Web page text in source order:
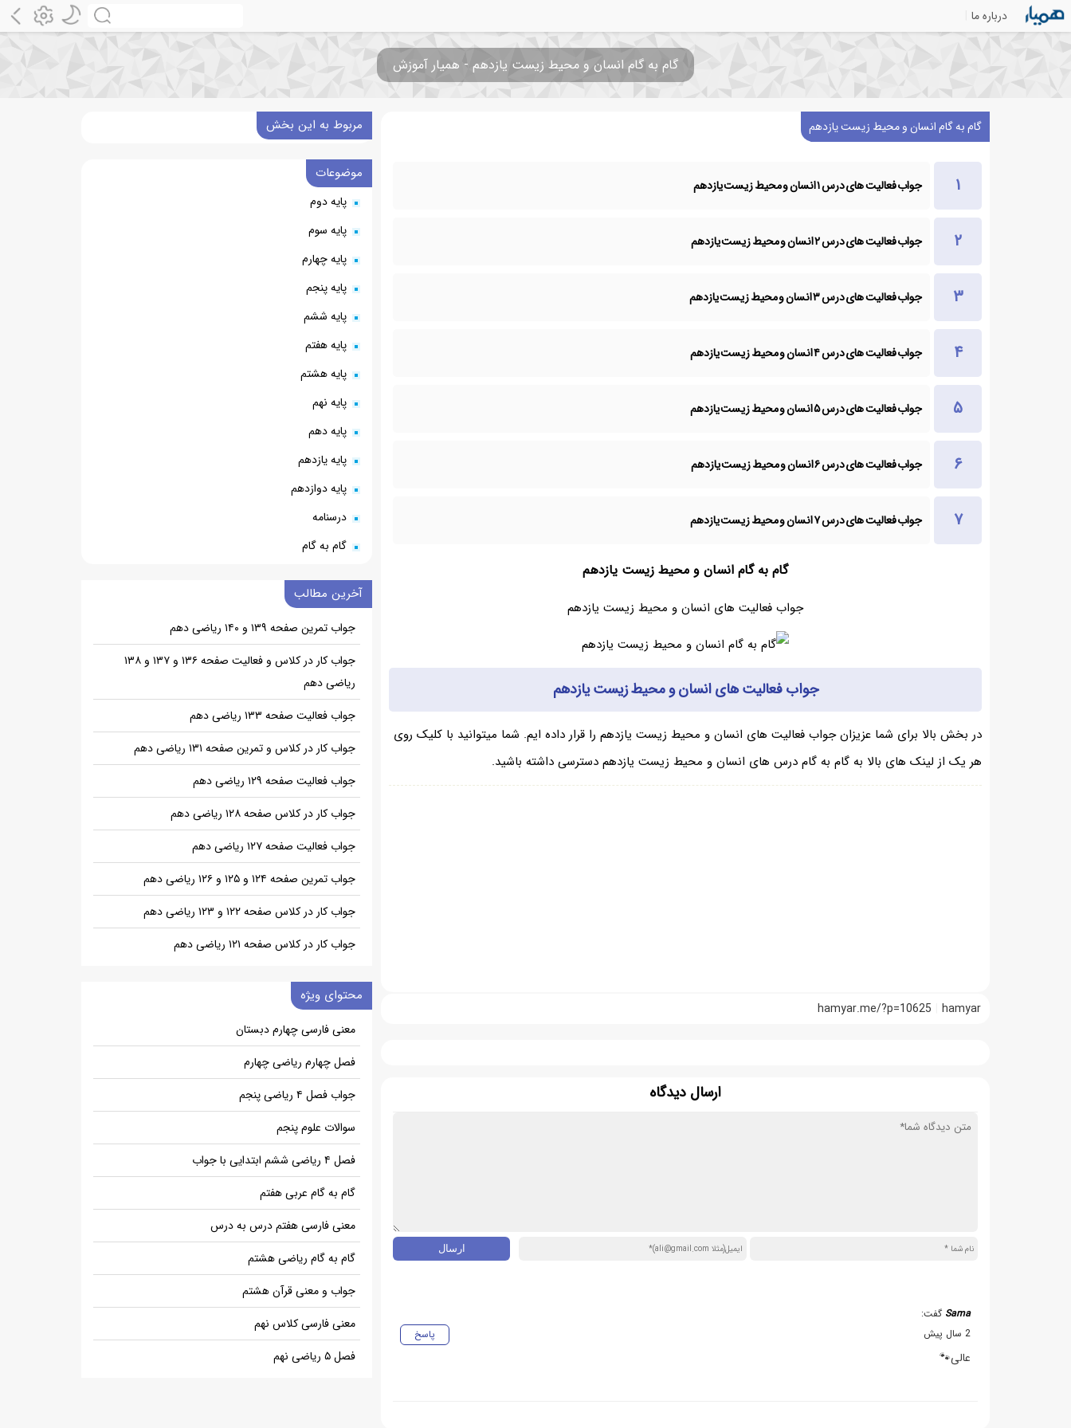
درباره ما
گام به گام انسان و محیط زیست یازدهم - همیار آموزش
گام به گام انسان و محیط زیست یازدهم
جواب فعالیت های درس ۱ انسان و محیط زیست یازدهم
جواب فعالیت های درس ۲ انسان و محیط زیست یازدهم
جواب فعالیت های درس ۳ انسان و محیط زیست یازدهم
جواب فعالیت های درس ۴ انسان و محیط زیست یازدهم
جواب فعالیت های درس ۵ انسان و محیط زیست یازدهم
جواب فعالیت های درس ۶ انسان و محیط زیست یازدهم
جواب فعالیت های درس ۷ انسان و محیط زیست یازدهم
گام به گام انسان و محیط زیست یازدهم
جواب فعالیت های انسان و محیط زیست یازدهم
جواب فعالیت های انسان و محیط زیست یازدهم
در بخش بالا برای شما عزیزان جواب فعالیت های انسان و محیط زیست یازدهم را قرار داده ایم. شما میتوانید با کلیک روی
هر یک از لینک های بالا به گام به گام درس های انسان و محیط زیست یازدهم دسترسی داشته باشید.
hamyar
hamyar.me/?p=10625
ارسال دیدگاه
Sama گفت:
پاسخ
2 سال پیش
عالی🐾
مربوط به این بخش
موضوعات
پایه دوم
پایه سوم
پایه چهارم
پایه پنجم
پایه ششم
پایه هفتم
پایه هشتم
پایه نهم
پایه دهم
پایه یازدهم
پایه دوازدهم
درسنامه
گام به گام
آخرین مطالب
جواب تمرین صفحه ۱۳۹ و ۱۴۰ ریاضی دهم
جواب کار در کلاس و فعالیت صفحه ۱۳۶ و ۱۳۷ و ۱۳۸
ریاضی دهم
جواب فعالیت صفحه ۱۳۳ ریاضی دهم
جواب کار در کلاس و تمرین صفحه ۱۳۱ ریاضی دهم
جواب فعالیت صفحه ۱۲۹ ریاضی دهم
جواب کار در کلاس صفحه ۱۲۸ ریاضی دهم
جواب فعالیت صفحه ۱۲۷ ریاضی دهم
جواب تمرین صفحه ۱۲۴ و ۱۲۵ و ۱۲۶ ریاضی دهم
جواب کار در کلاس صفحه ۱۲۲ و ۱۲۳ ریاضی دهم
جواب کار در کلاس صفحه ۱۲۱ ریاضی دهم
محتوای ویژه
معنی فارسی چهارم دبستان
فصل چهارم ریاضی چهارم
جواب فصل ۴ ریاضی پنجم
سوالات علوم پنجم
فصل ۴ ریاضی ششم ابتدایی با جواب
گام به گام عربی هفتم
معنی فارسی هفتم درس به درس
گام به گام ریاضی هشتم
جواب و معنی قرآن هشتم
معنی فارسی کلاس نهم
فصل ۵ ریاضی نهم